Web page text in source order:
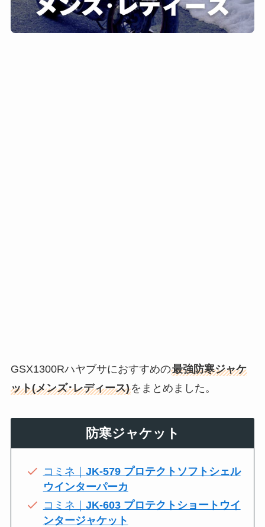
GSX1300Rハヤブサにおすすめの最強防寒ジャケ
ット(メンズ･レディース)をまとめました。
防寒ジャケット
コミネ｜ JK-579 プロテクトソフトシェル
ウインターパーカ
コミネ｜ JK-603 プロテクトショートウイ
ンタージャケット